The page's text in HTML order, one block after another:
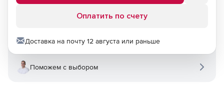
Оплатить по счету
Доставка на почту 12 августа или раньше
Поможем с выбором